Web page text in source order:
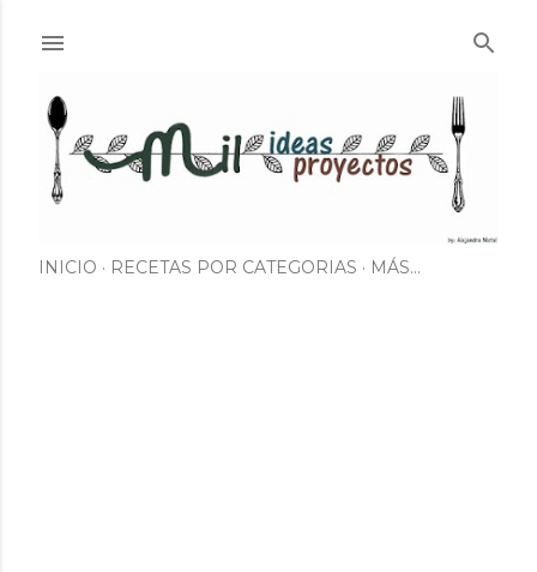
INICIO RECETAS POR CATEGORIAS MÁS…